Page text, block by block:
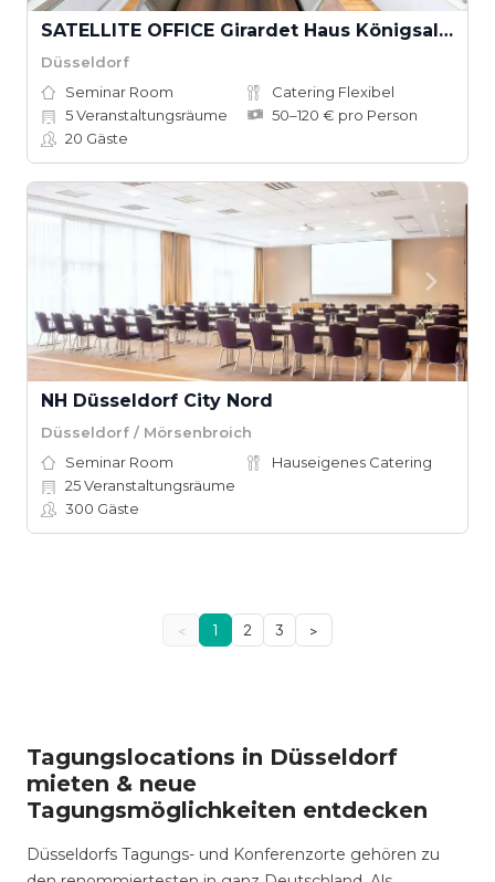
SATELLITE OFFICE Girardet Haus Königsallee
Düsseldorf
Seminar Room
Catering Flexibel
5Veranstaltungsräume
50–120 € pro Person
20 Gäste
NH Düsseldorf City Nord
Düsseldorf / Mörsenbroich
Seminar Room
Hauseigenes Catering
25Veranstaltungsräume
300 Gäste
< 1 2 3 >
Tagungslocations in Düsseldorf
mieten & neue
Tagungsmöglichkeiten entdecken
Düsseldorfs Tagungs- und Konferenzorte gehören zu